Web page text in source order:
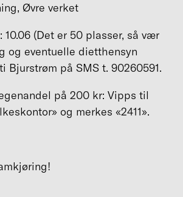
Øvre verket
(Det er 50 plasser, så vær
og eventuelle dietthensyn
Bjurstrøm på SMS t. 90260591.
på 200 kr: Vipps til
og merkes «2411».